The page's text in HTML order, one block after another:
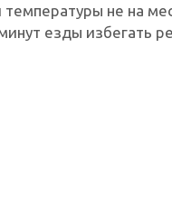
не на
езды избегать